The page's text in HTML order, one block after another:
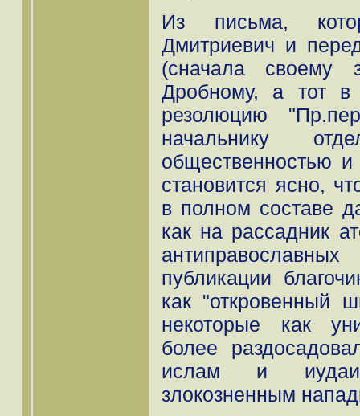
Из письма,
Дмитриевич и
(сначала своему
Дробному, а тот в
резолюцию
начальнику
общественностью
становится ясно,
в полном составе
как на рассадник
публикации
как "откровенный
некоторые как
более
ислам и
злокозненным